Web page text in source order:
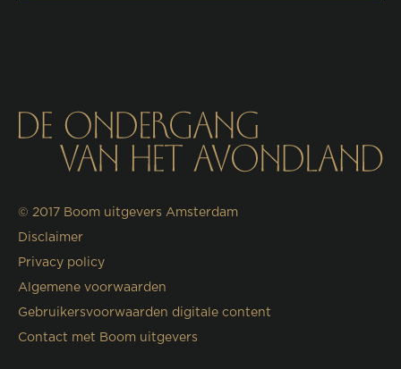
© 2017 Boom uitgevers Amsterdam
Disclaimer
Privacy policy
Algemene voorwaarden
Gebruikersvoorwaarden digitale content
Contact met Boom uitgevers